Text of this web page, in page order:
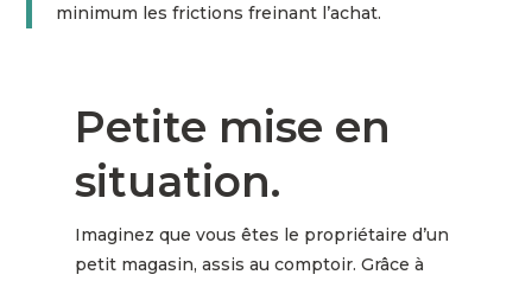
minimum les frictions freinant l’achat.
Petite mise en
situation.
Imaginez que vous êtes le propriétaire d’un
petit magasin, assis au comptoir. Grâce à